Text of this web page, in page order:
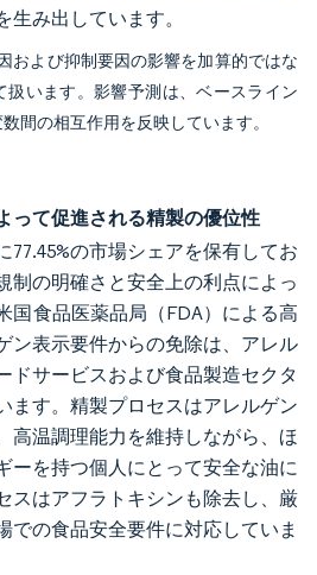
み出しています。
および抑制要因の影響を加算的ではな
扱います。影響予測は、ベースライン
間の相互作用を反映しています。
って促進される精製の優位性
77.45%の市場シェアを保有してお
制の明確さと安全上の利点によっ
国食品医薬品局（FDA）による高
ン表示要件からの免除は、アレル
ドサービスおよび食品製造セクタ
ます。精製プロセスはアレルゲン
高温調理能力を維持しながら、ほ
ーを持つ個人にとって安全な油に
スはアフラトキシンも除去し、厳
での食品安全要件に対応していま